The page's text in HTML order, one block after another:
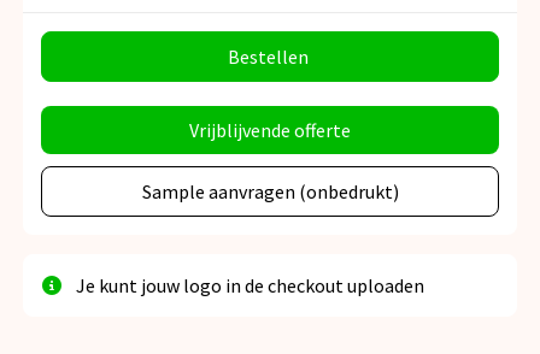
Bestellen
Vrijblijvende offerte
Sample aanvragen (onbedrukt)
Je kunt jouw logo in de checkout uploaden